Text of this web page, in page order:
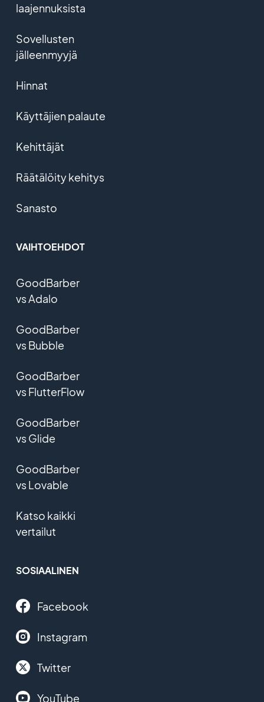
laajennuksista
Sovellusten
jälleenmyyjä
Hinnat
Käyttäjien palaute
Kehittäjät
Räätälöity kehitys
Sanasto
VAIHTOEHDOT
GoodBarber
vs Adalo
GoodBarber
vs Bubble
GoodBarber
vs FlutterFlow
GoodBarber
vs Glide
GoodBarber
vs Lovable
Katso kaikki
vertailut
SOSIAALINEN
Facebook
Instagram
Twitter
YouTube